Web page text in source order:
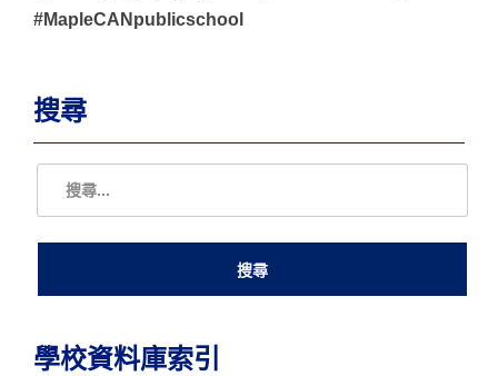
#MapleCANpublicschool
搜尋
學校資料庫索引